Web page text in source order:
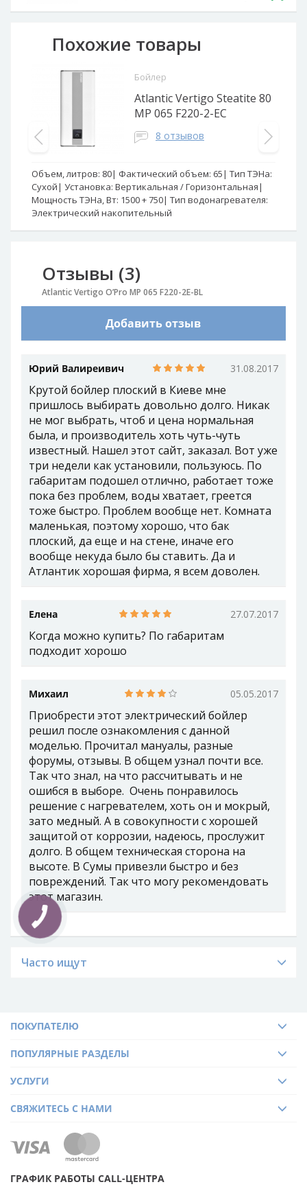
Похожие товары
Бойлер
Atlantic Vertigo Steatite 80
MP 065 F220-2-EC
8 отзывов
Объем, литров: 80 Фактический объем: 65
Тип ТЭНа:
Сухой
Установка: Вертикальная / Горизонтальная
Мощность ТЭНа, Вт: 1500 + 750 Тип водонагревателя:
Электрический накопительный
Отзывы (3)
Atlantic Vertigo O’Pro MP 065 F220-2E-BL
Добавить отзыв
Юрий Валиреивич 31.08.2017
Крутой бойлер плоский в Киеве мне
пришлось выбирать довольно долго. Никак
не мог выбрать, чтоб и цена нормальная
была, и производитель хоть чуть-чуть
известный. Нашел этот сайт, заказал. Вот уже
три недели как установили, пользуюсь. По
габаритам подошел отлично, работает тоже
пока без проблем, воды хватает, греется
тоже быстро. Проблем вообще нет. Комната
маленькая, поэтому хорошо, что бак
плоский, да еще и на стене, иначе его
вообще некуда было бы ставить. Да и
Атлантик хорошая фирма, я всем доволен.
Елена 27.07.2017
Когда можно купить? По габаритам
подходит хорошо
Михаил 05.05.2017
Приобрести этот электрический бойлер
решил после ознакомления с данной
моделью. Прочитал мануалы, разные
форумы, отзывы. В общем узнал почти все.
Так что знал, на что рассчитывать и не
ошибся в выборе. Очень понравилось
решение с нагревателем, хоть он и мокрый,
зато медный. А в совокупности с хорошей
защитой от коррозии, надеюсь, прослужит
долго. В общем техническая сторона на
высоте. В Сумы привезли быстро и без
повреждений. Так что могу рекомендовать
этот магазин.
Часто ищут
ПОКУПАТЕЛЮ
ПОПУЛЯРНЫЕ РАЗДЕЛЫ
УСЛУГИ
ГРАФИК РАБОТЫ CALL-ЦЕНТРА
СВЯЖИТЕСЬ С НАМИ